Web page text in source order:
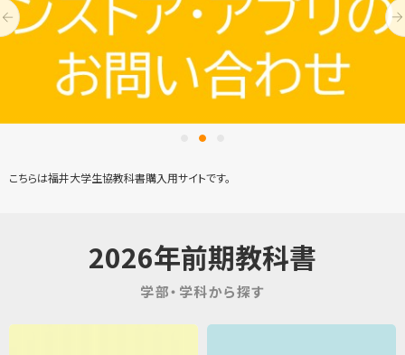
こちらは福井大学生協教科書購入用サイトです。
2026年前期教科書
学部・学科から探す